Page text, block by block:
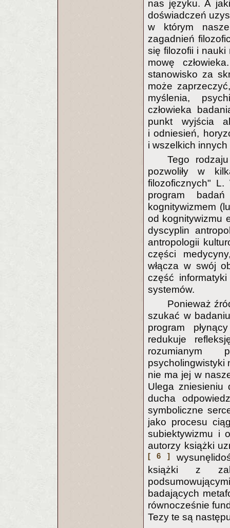
nas języku. A
doświadczeń
w którym
zagadnień
się filozofii i
mowę
stanowisko za
może
myślenia,
człowieka
punkt wyjścia
i odniesień,
i wszelkich
Tego
pozwoliły w
filozoficznych" L.
program
kognitywizmem
od kognitywizmu
dyscyplin
antropologii
części
włącza w swój
część
systemów.
Ponieważ
szukać w
program
redukuje
rozumianym
psycholingwistyki
nie ma jej w
Ulega zniesieniu
ducha
symboliczne
jako procesu
subiektywizmu i
autorzy książki
[ 6 ]
książki z
badających
równocześnie
Tezy te są